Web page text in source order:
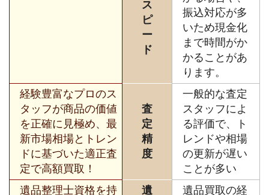
ス
ピ
ー
ド
振込対応が多
いため現金化
まで時間がか
かることがあ
ります。
経験豊富なプロのス
タッフが商品の価値
を正確に見極め、最
新市場相場とトレン
ドに基づいた適正査
定で高額買取！
査
定
精
度
一般的な査定
スタッフによ
る評価で、ト
レンドや相場
の更新が遅い
ことが多い
遺品整理士資格を持
遺
遺品買取の経